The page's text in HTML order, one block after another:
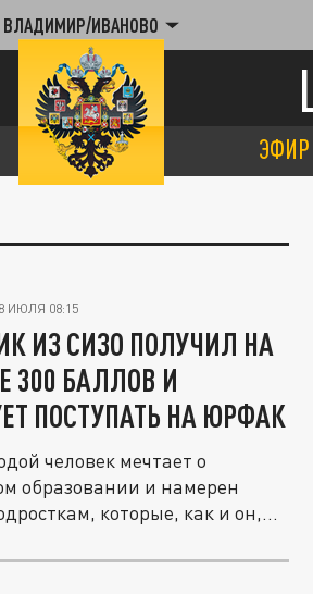
ВЛАДИМИР/ИВАНОВО
ЭФИР
ИЮЛЯ 08:15
ИЗ СИЗО ПОЛУЧИЛ НА
300 БАЛЛОВ И
ПОСТУПАТЬ НА ЮРФАК
человек мечтает о
образовании и намерен
которые, как и он,...